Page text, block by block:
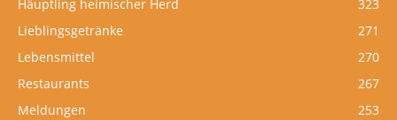
Häuptling heimischer Herd
323
Lieblingsgetränke
271
Lebensmittel
270
Restaurants
267
Meldungen
253